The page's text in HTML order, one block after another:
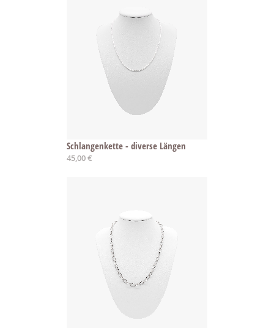
Schlangenkette - diverse Längen
45,00 €